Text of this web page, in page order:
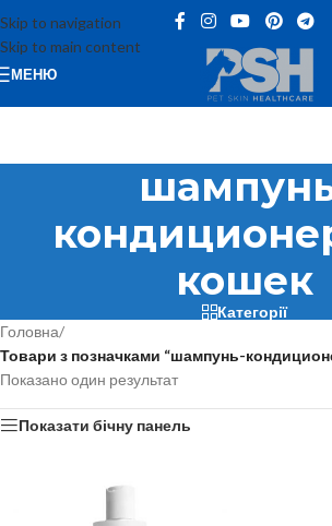
Skip to navigation
Skip to main content
МЕНЮ
кошек
Категорії
Головна/
Товари з позначками “шампунь-
Показано один результат
Показати бічну панель